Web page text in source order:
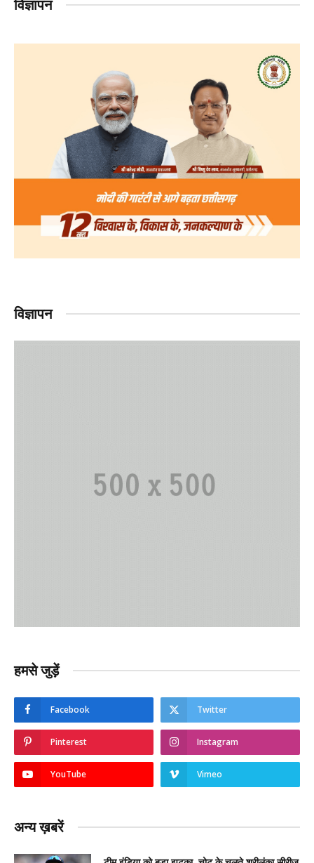
विज्ञापन
विज्ञापन
हमसे जुड़ें
Facebook Twitter
Pinterest Instagram
YouTube Vimeo
अन्य ख़बरें